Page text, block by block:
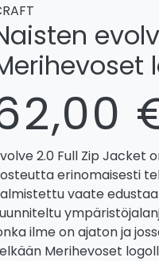
2.0 Full Zip Jacket
erinomaisesti
vaate
ilme on ajaton ja
Merihevoset